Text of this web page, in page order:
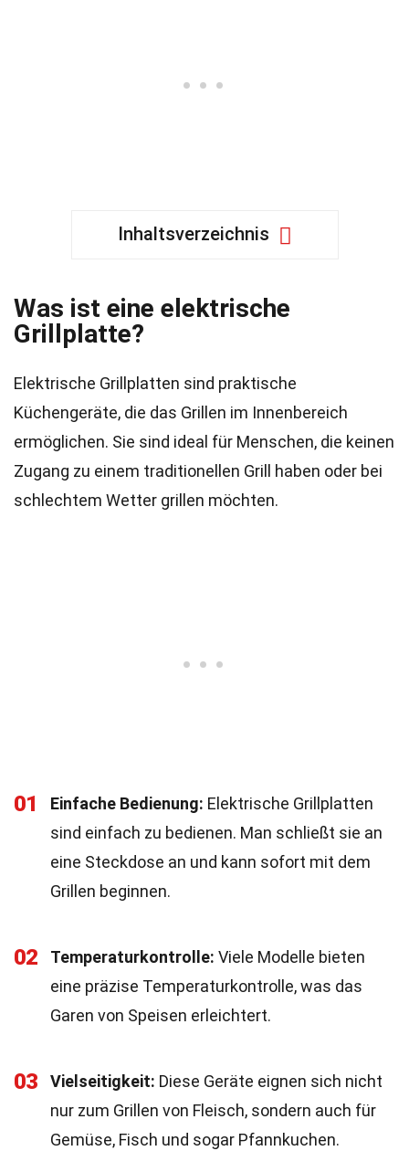
Inhaltsverzeichnis
Was ist eine elektrische
Grillplatte?
Elektrische Grillplatten sind praktische
Küchengeräte, die das Grillen im Innenbereich
ermöglichen. Sie sind ideal für Menschen, die keinen
Zugang zu einem traditionellen Grill haben oder bei
schlechtem Wetter grillen möchten.
01 Einfache Bedienung: Elektrische Grillplatten
sind einfach zu bedienen. Man schließt sie an
eine Steckdose an und kann sofort mit dem
Grillen beginnen.
02 Temperaturkontrolle: Viele Modelle bieten
eine präzise Temperaturkontrolle, was das
Garen von Speisen erleichtert.
03 Vielseitigkeit: Diese Geräte eignen sich nicht
nur zum Grillen von Fleisch, sondern auch für
Gemüse, Fisch und sogar Pfannkuchen.